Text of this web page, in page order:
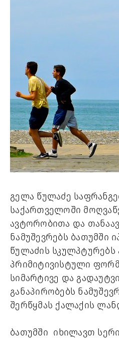
გელა წულაძე
საქართველოში
ავტორობითა და
ნამუშევრებს ბათუმში
წულაძის სკულპტურებს
პრიმიტივისტული
სიმარტივე და
განაპირობებს
შერწყმას ქალაქის
ბათუმში  იხილავთ